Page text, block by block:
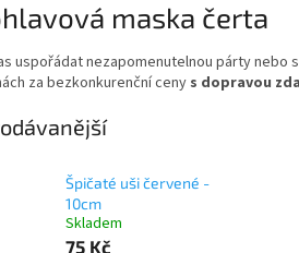
maska čerta
uspořádat nezapomenutelnou párty nebo
za bezkonkurenční cenys dopravou
Špičaté uši červené -
10cm
Skladem
75 Kč